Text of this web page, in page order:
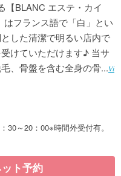
【BLANC エステ・カイ
フランス語で「白」とい
した清潔で明るい店内で
けていただけます♪ 当サ
、骨盤を含む全身の骨...Vi
30～20：00※時間外受付有。
ト予約